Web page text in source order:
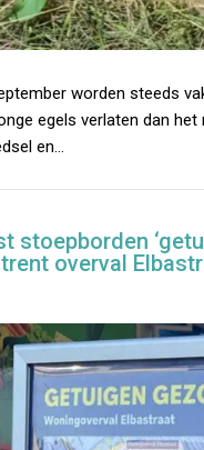
worden steeds
egels verlaten dan
en…
stoepborden
overval